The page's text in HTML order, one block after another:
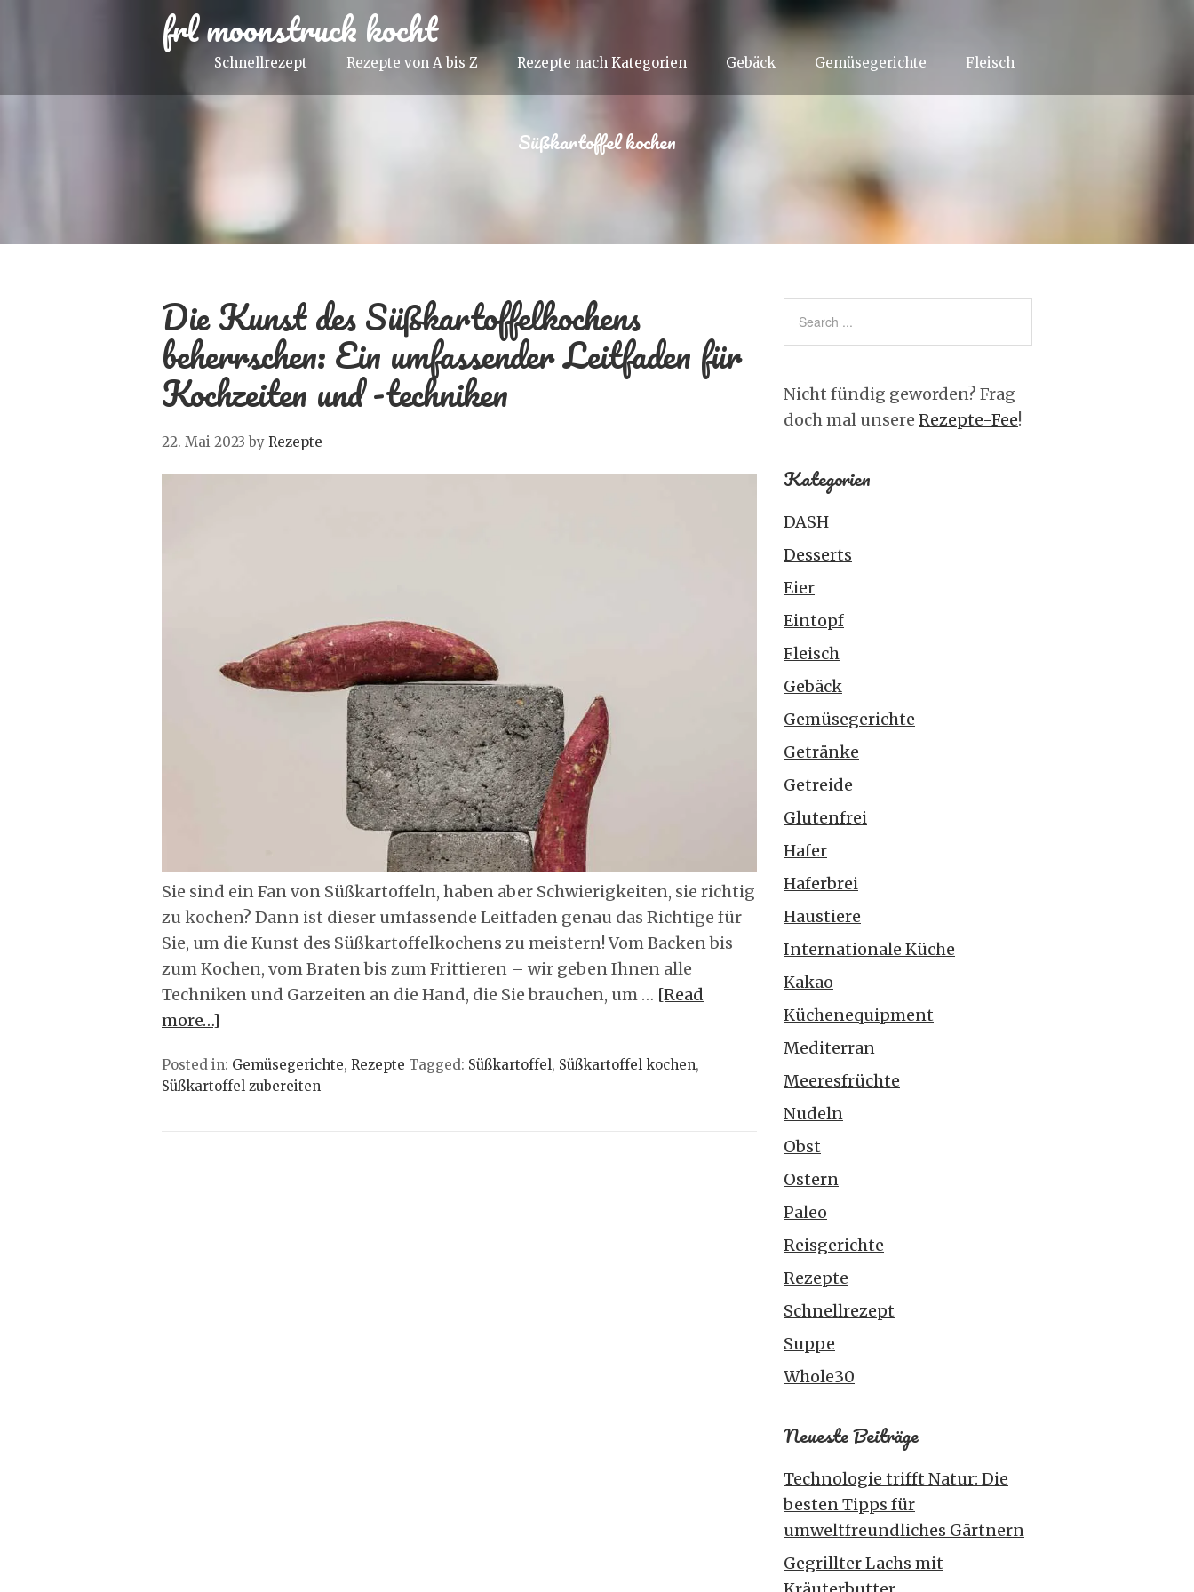
frl moonstruck kocht
Schnellrezept Rezepte von A bis Z Rezepte nach Kategorien Gebäck Gemüsegerichte Fleisch
Süßkartoffel kochen
Die Kunst des Süßkartoffelkochens
beherrschen: Ein umfassender Leitfaden für
Kochzeiten und -techniken
22. Mai 2023 by Rezepte
Sie sind ein Fan von Süßkartoffeln, haben aber Schwierigkeiten, sie richtig
zu kochen? Dann ist dieser umfassende Leitfaden genau das Richtige für
Sie, um die Kunst des Süßkartoffelkochens zu meistern! Vom Backen bis
zum Kochen, vom Braten bis zum Frittieren – wir geben Ihnen alle
Techniken und Garzeiten an die Hand, die Sie brauchen, um … [Read
more…]
Posted in: Gemüsegerichte, Rezepte Tagged: Süßkartoffel, Süßkartoffel kochen,
Süßkartoffel zubereiten
Nicht fündig geworden? Frag
doch mal unsere Rezepte-Fee!
Kategorien
DASH
Desserts
Eier
Eintopf
Fleisch
Gebäck
Gemüsegerichte
Getränke
Getreide
Glutenfrei
Hafer
Haferbrei
Haustiere
Internationale Küche
Kakao
Küchenequipment
Mediterran
Meeresfrüchte
Nudeln
Obst
Ostern
Paleo
Reisgerichte
Rezepte
Schnellrezept
Suppe
Whole30
Neueste Beiträge
Technologie trifft Natur: Die
besten Tipps für
umweltfreundliches Gärtnern
Gegrillter Lachs mit